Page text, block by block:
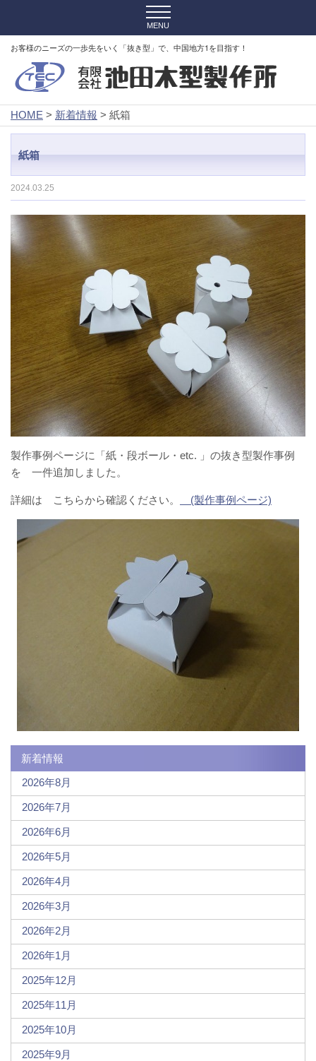
お客様のニーズの一歩先をいく「抜き型」で、中国地方1を目指す！
HOME > 新着情報 > 紙箱
紙箱
2024.03.25
製作事例ページに「紙・段ボール・etc. 」の抜き型製作事例
を 一件追加しました。
詳細は こちらから確認ください。 (製作事例ページ)
新着情報
2026年8月
2026年7月
2026年6月
2026年5月
2026年4月
2026年3月
2026年2月
2026年1月
2025年12月
2025年11月
2025年10月
2025年9月